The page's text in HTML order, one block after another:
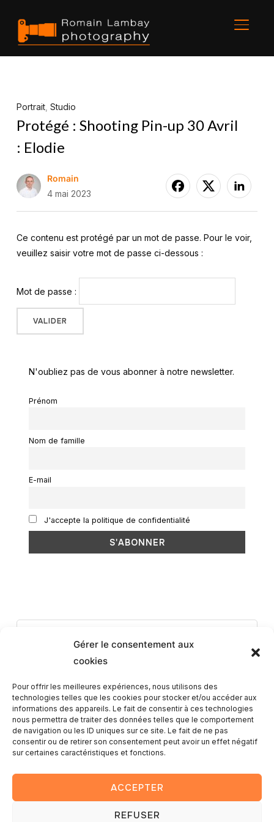
Gérer le consentement aux
cookies
Pour offrir les meilleures expériences, nous utilisons des
technologies telles que les cookies pour stocker et/ou accéder aux
informations des appareils. Le fait de consentir à ces technologies
nous permettra de traiter des données telles que le comportement
de navigation ou les ID uniques sur ce site. Le fait de ne pas
consentir ou de retirer son consentement peut avoir un effet négatif
sur certaines caractéristiques et fonctions.
ACCEPTER
REFUSER
Portrait, Studio
Protégé : Shooting Pin-up 30 Avril
: Elodie
Romain
4 mai 2023
Ce contenu est protégé par un mot de passe. Pour le voir,
veuillez saisir votre mot de passe ci-dessous :
Mot de passe :
N'oubliez pas de vous abonner à notre newsletter.
Prénom
Nom de famille
E-mail
J'accepte la politique de confidentialité
Romain
passe pour voir les commentaires.